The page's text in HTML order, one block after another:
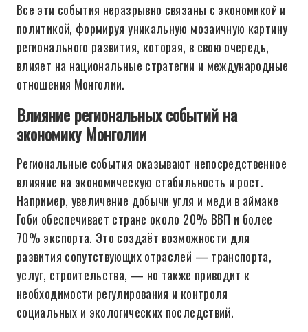
Все эти события неразрывно связаны с экономикой и
политикой, формируя уникальную мозаичную картину
регионального развития, которая, в свою очередь,
влияет на национальные стратегии и международные
отношения Монголии.
Влияние региональных событий на
экономику Монголии
Региональные события оказывают непосредственное
влияние на экономическую стабильность и рост.
Например, увеличение добычи угля и меди в аймаке
Гоби обеспечивает стране около 20% ВВП и более
70% экспорта. Это создаёт возможности для
развития сопутствующих отраслей — транспорта,
услуг, строительства, — но также приводит к
необходимости регулирования и контроля
социальных и экологических последствий.